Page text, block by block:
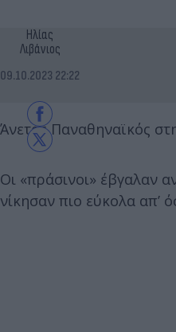
Ηλίας
Λιβάνιος
09.10.2023 22:22
Άνετος Παναθηναϊκός
Οι «πράσινοι» έβγαλαν
νίκησαν πιο εύκολα απ’